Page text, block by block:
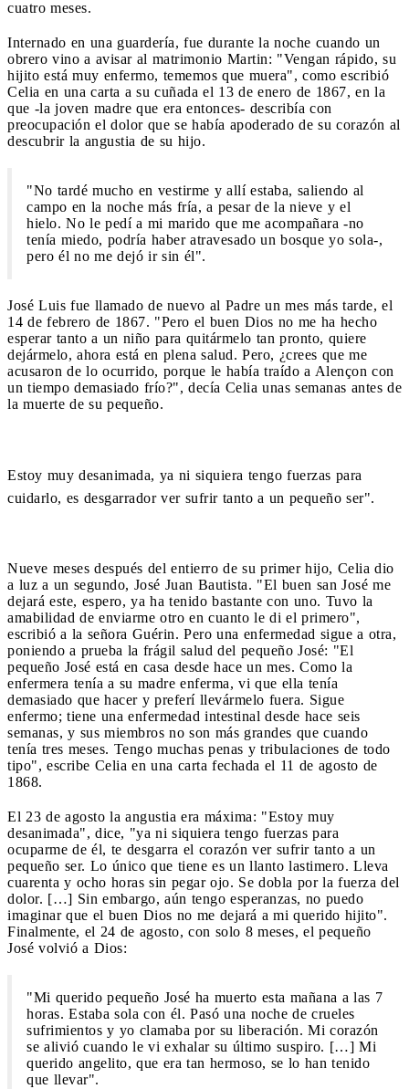
cuatro meses.
Internado en una guardería, fue durante la noche cuando un
obrero vino a avisar al matrimonio Martin: "Vengan rápido, su
hijito está muy enfermo, tememos que muera", como escribió
Celia en una carta a su cuñada el 13 de enero de 1867, en la
que -la joven madre que era entonces- describía con
preocupación el dolor que se había apoderado de su corazón al
descubrir la angustia de su hijo.
"No tardé mucho en vestirme y allí estaba, saliendo al
campo en la noche más fría, a pesar de la nieve y el
hielo. No le pedí a mi marido que me acompañara -no
tenía miedo, podría haber atravesado un bosque yo sola-,
pero él no me dejó ir sin él".
José Luis fue llamado de nuevo al Padre un mes más tarde, el
14 de febrero de 1867. "Pero el buen Dios no me ha hecho
esperar tanto a un niño para quitármelo tan pronto, quiere
dejármelo, ahora está en plena salud. Pero, ¿crees que me
acusaron de lo ocurrido, porque le había traído a Alençon con
un tiempo demasiado frío?", decía Celia unas semanas antes de
la muerte de su pequeño.
Estoy muy desanimada, ya ni siquiera tengo fuerzas para
cuidarlo, es desgarrador ver sufrir tanto a un pequeño ser".
Nueve meses después del entierro de su primer hijo, Celia dio
a luz a un segundo, José Juan Bautista. "El buen san José me
dejará este, espero, ya ha tenido bastante con uno. Tuvo la
amabilidad de enviarme otro en cuanto le di el primero",
escribió a la señora Guérin. Pero una enfermedad sigue a otra,
poniendo a prueba la frágil salud del pequeño José: "El
pequeño José está en casa desde hace un mes. Como la
enfermera tenía a su madre enferma, vi que ella tenía
demasiado que hacer y preferí llevármelo fuera. Sigue
enfermo; tiene una enfermedad intestinal desde hace seis
semanas, y sus miembros no son más grandes que cuando
tenía tres meses. Tengo muchas penas y tribulaciones de todo
tipo", escribe Celia en una carta fechada el 11 de agosto de
1868.
El 23 de agosto la angustia era máxima: "Estoy muy
desanimada", dice, "ya ni siquiera tengo fuerzas para
ocuparme de él, te desgarra el corazón ver sufrir tanto a un
pequeño ser. Lo único que tiene es un llanto lastimero. Lleva
cuarenta y ocho horas sin pegar ojo. Se dobla por la fuerza del
dolor. […] Sin embargo, aún tengo esperanzas, no puedo
imaginar que el buen Dios no me dejará a mi querido hijito".
Finalmente, el 24 de agosto, con solo 8 meses, el pequeño
José volvió a Dios:
"Mi querido pequeño José ha muerto esta mañana a las 7
horas. Estaba sola con él. Pasó una noche de crueles
sufrimientos y yo clamaba por su liberación. Mi corazón
se alivió cuando le vi exhalar su último suspiro. […] Mi
querido angelito, que era tan hermoso, se lo han tenido
que llevar".